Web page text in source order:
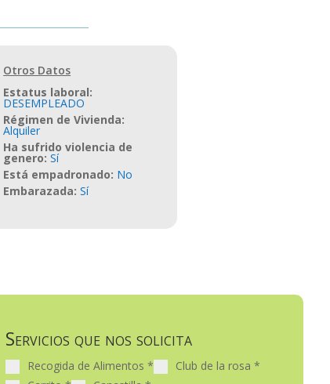
Otros Datos
Estatus laboral:
DESEMPLEADO
Régimen de Vivienda:
Alquiler
Ha sufrido violencia de
genero:Sí
Está empadronado: No
Embarazada:Sí
Servicios que nos solicita
Recogida de Alimentos * Club de la rosa *